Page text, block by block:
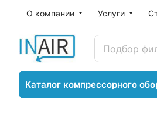
О компании Услуги
Каталог компрессорного